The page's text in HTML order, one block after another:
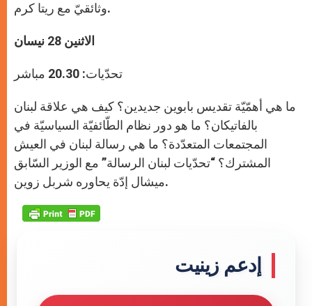
وثائقيّ مع ريتا كرم.
الاثنين 28 نيسان
تحدّيات: 20.30 مباشر
ما هي أهمّيّة تقديس بابوين جديدين؟ كيف هي علاقة لبنان
بالفاتيكان؟ ما هو دور نظام الطّائفيّة السياسيّة في
المجتمعات المتعدّدة؟ ما هي رسالة لبنان في العيش
المشترك؟ “تحدّيات لبنان الرسالة” مع الوزير السّابق
ميشال إدّة يحاوره شربل زوين.
إدعم زينيت